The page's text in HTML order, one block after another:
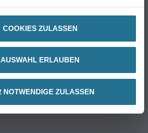
COOKIES ZULASSEN
AUSWAHL ERLAUBEN
NOTWENDIGE ZULASSEN